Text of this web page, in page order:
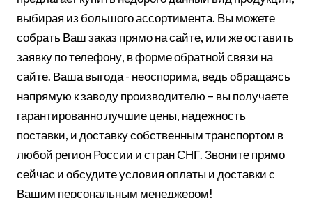
выбирая из большого ассортимента. Вы можете
собрать Ваш заказ прямо на сайте, или же оставить
заявку по телефону, в форме обратной связи на
сайте. Ваша выгода - неоспорима, ведь обращаясь
напрямую к заводу производителю – вы получаете
гарантированно лучшие цены, надежность
поставки, и доставку собственным транспортом в
любой регион России и стран СНГ. Звоните прямо
сейчас и обсудите условия оплаты и доставки с
Вашим персональным менеджером!